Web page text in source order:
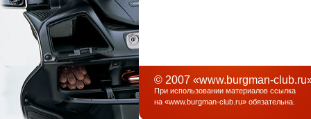
© 2007 «www.burgman-
При использовании материалов ссылка
на «www.burgman-club.ru» обязательна